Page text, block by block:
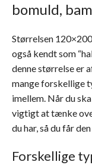
bomuld,
Størrelsen
også kendt som
denne størrelse er
mange forskellige
imellem. Når du
vigtigt at tænke
du har, så du får
Forskellige